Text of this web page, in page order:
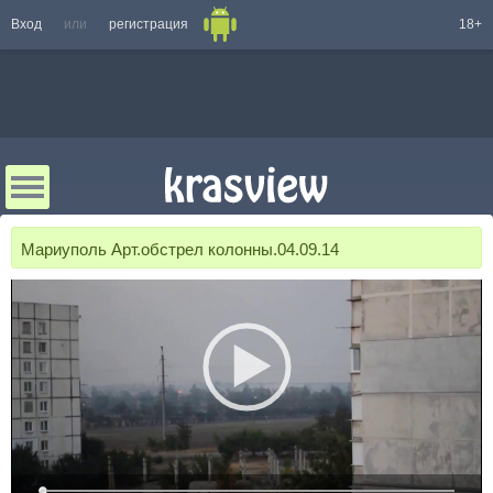
Вход или регистрация 18+
Мариуполь Арт.обстрел колонны.04.09.14